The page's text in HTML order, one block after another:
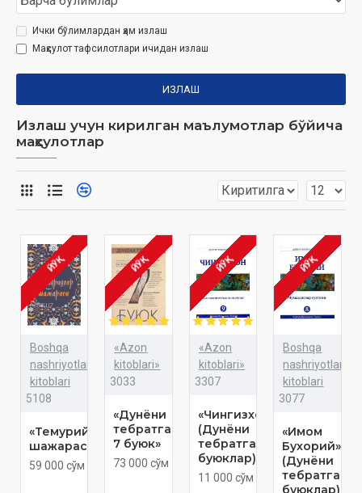
Ички бўлимлардан ҳам излаш
Маҳсулот тафсилотлари ичидан излаш
ИЗЛАШ
Излаш учун кирилган маълумотлар бўйича
маҳсулотлар
ЙЎҚ
Boshqa
nashriyotlar
kitoblari
5108
«Темурийлар
шажараси»
59 000 сўм
ЙЎҚ
«Azon
kitoblari»
3033
«Дунёни
тебратган
7 буюк»
73 000 сўм
ЙЎҚ
«Azon
kitoblari»
3307
«Чингизхон»
(Дунёни
тебратган
буюклар)
11 000 сўм
ЙЎҚ
Boshqa
nashriyotlar
kitoblari
3077
«Имом
Бухорий»
(Дунёни
тебратган
буюклар)